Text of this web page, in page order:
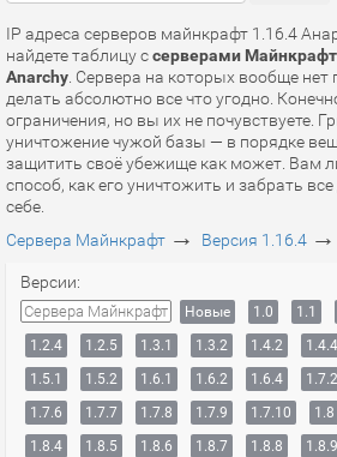
IP адреса серверов майнкрафт 1.16.4
найдете таблицу ссерверами
Anarchy . Сервера на которых вообще
делать абсолютно все что угодно.
ограничения, но вы их не почувствуете.
уничтожение чужой базы — в порядке
защитить своё убежище как может. Вам
способ, как его уничтожить и забрать
себе.
Сервера Майнкрафт → Версия 1.16.4 →
Версии:
Сервера Майнкрафт Новые 1.0 1.1
1.2.4
1.2.5 1.3.1 1.3.2 1.4.2 1.4.4
1.5.1
1.5.2 1.6.1 1.6.2 1.6.4 1.7.2
1.7.6
1.7.7 1.7.8 1.7.9 1.7.10 1.8
1.8.4
1.8.5 1.8.6 1.8.7 1.8.8 1.8.9